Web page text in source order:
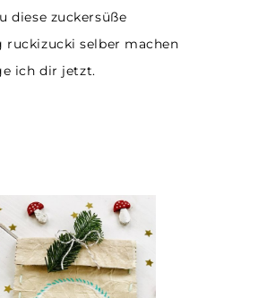
diese zuckersüße
ruckizucki selber machen
ich dir jetzt.